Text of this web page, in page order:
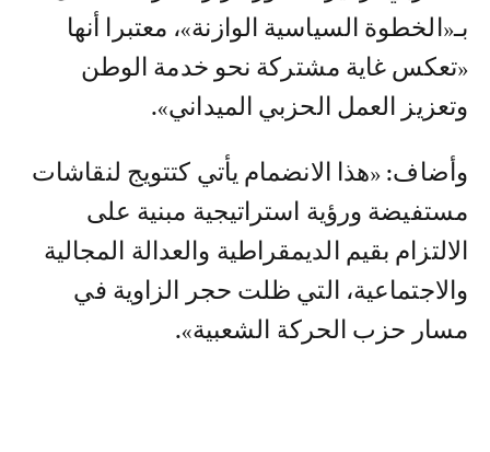
بـ«الخطوة السياسية الوازنة»، معتبرا أنها
«تعكس غاية مشتركة نحو خدمة الوطن
وتعزيز العمل الحزبي الميداني».
وأضاف: «هذا الانضمام يأتي كتتويج لنقاشات
مستفيضة ورؤية استراتيجية مبنية على
الالتزام بقيم الديمقراطية والعدالة المجالية
والاجتماعية، التي ظلت حجر الزاوية في
مسار حزب الحركة الشعبية».